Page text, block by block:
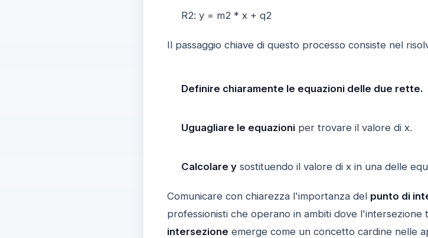
R2: y = m2 * x + q2
Il passaggio chiave di questo processo consiste nel
Definire chiaramente le equazioni delle due rette.
Uguagliare le equazioniper trovare il valore di x.
Calcolare ysostituendo il valore di x in una delle
Comunicare con chiarezza l'importanza del punto di
professionisti che operano in ambiti dove
intersezione emerge come un concetto cardine nelle